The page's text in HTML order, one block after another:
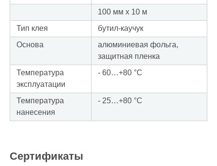
100 мм х 10 м
Тип клея
бутил-каучук
Основа
алюминиевая фольга,
защитная пленка
Температура
эксплуатации
- 60…+80 °С
Температура
нанесения
- 25…+80 °С
Сертификаты